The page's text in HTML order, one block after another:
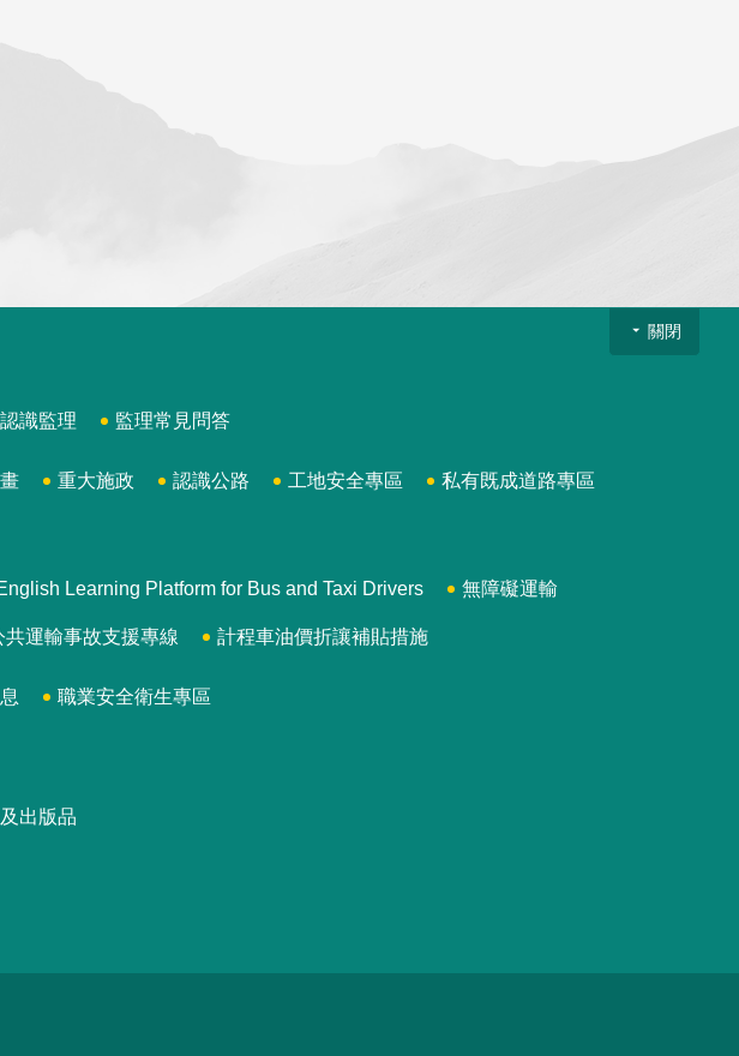
關閉
認識監理 監理常見問答
重大施政 認識公路 工地安全專區 私有既成道路專區
Learning Platform for Bus and Taxi Drivers 無障礙運輸
運輸事故支援專線 計程車油價折讓補貼措施
職業安全衛生專區
出版品